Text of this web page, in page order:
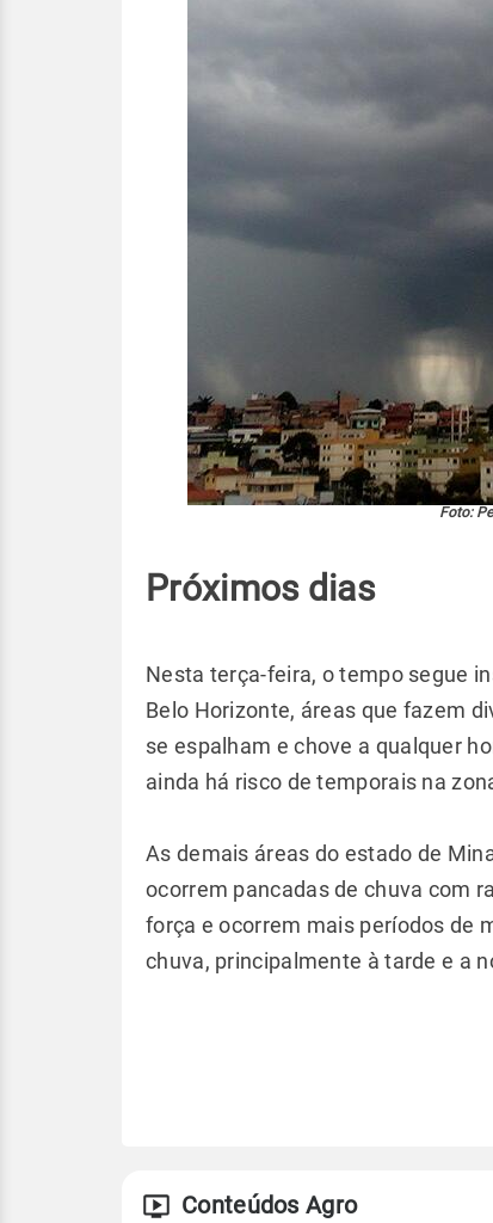
Foto:
Próximos dias
Nesta terça-feira, o tempo segue
Belo Horizonte, áreas que fazem
se espalham e chove a qualquer
ainda há risco de temporais na
As demais áreas do estado de
ocorrem pancadas de chuva com
força e ocorrem mais períodos de
chuva, principalmente à tarde e a
Conteúdos Agro